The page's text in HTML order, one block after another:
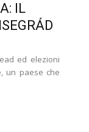
IL
ed elezioni
un paese che